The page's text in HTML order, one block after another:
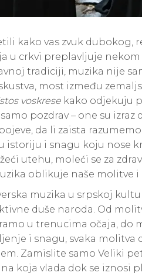
kako vas zvuk dubokog,
u crkvi preplavljuje
tradiciji, muzika nije
most između
voskresekako odjekuju
pozdrav – one su izraz
da li zaista
istoriju i snagu koju nose
utehu, moleći se za
oblikuje naše molitve i
muzika u srpskoj
duše naroda. Od
u trenucima očaja, do
i snagu, svaka
Zamislite samo Veliki
koja vlada dok se iznosi